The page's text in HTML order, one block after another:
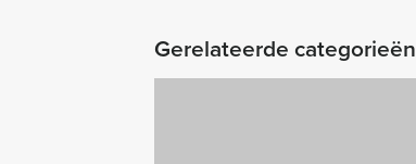
Gerelateerde categorieën